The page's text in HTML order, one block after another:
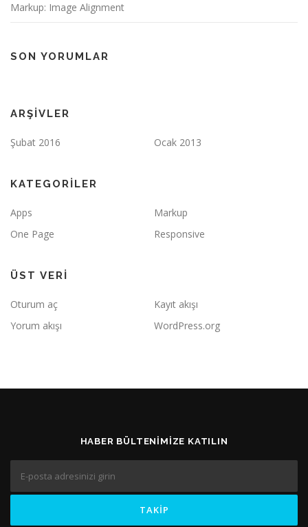
Markup: Image Alignment
SON YORUMLAR
ARŞIVLER
Şubat 2016 Ocak 2013
KATEGORILER
Apps
Markup
One Page
Responsive
ÜST VERI
Oturum aç
Kayıt akışı
Yorum akışı
WordPress.org
HABER BÜLTENIMIZE KATILIN